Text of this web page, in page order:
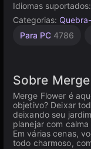
Idiomas suportados:
Categorias:
Para PC 4786
Mesa e
Alta
Russos
Navegador
Cocos
Sobre
Merge Flower é
objetivo? Deixar
deixando seu
planejar com
Em várias cenas,
todo charmoso,